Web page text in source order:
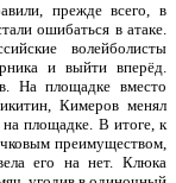
прежде всего, в
ошибаться в атаке.
волейболисты
и выйти вперёд.
На площадке вместо
Кимеров менял
площадке. В итоге, к
преимуществом,
его на нет. Клюка